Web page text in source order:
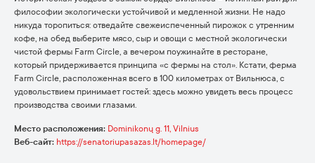
философии экологически устойчивой и медленной жизни. Не надо
никуда торопиться: отведайте свежеиспеченный пирожок с утренним
кофе, на обед выберите мясо, сыр и овощи с местной экологически
чистой фермы Farm Circle, а вечером поужинайте в ресторане,
который придерживается принципа «с фермы на стол». Кстати, ферма
Farm Circle, расположенная всего в 100 километрах от Вильнюса, с
удовольствием принимает гостей: здесь можно увидеть весь процесс
производства своими глазами.
Место расположения: Dominikonų g. 11, Vilnius
Веб-сайт: https://senatoriupasazas.lt/homepage/